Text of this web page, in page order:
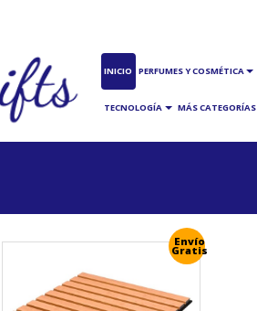
INICIO PERFUMES Y COSMÉTICA
TECNOLOGÍA MÁS CATEGORÍAS
Envío
Gratis